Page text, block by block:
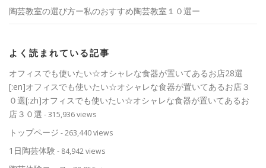
陶芸教室の選び方ー私のおすすめ陶芸教室１０選ー
よく読まれている記事
オフィスでも使いたい☆オシャレな食器が置いてあるお店28選
[:en]オフィスでも使いたい☆オシャレな食器が置いてあるお店３
０選[:zh]オフィスでも使いたい☆オシャレな食器が置いてあるお
店３０選 - 315,936 views
トップページ - 263,440 views
1日陶芸体験 - 84,942 views